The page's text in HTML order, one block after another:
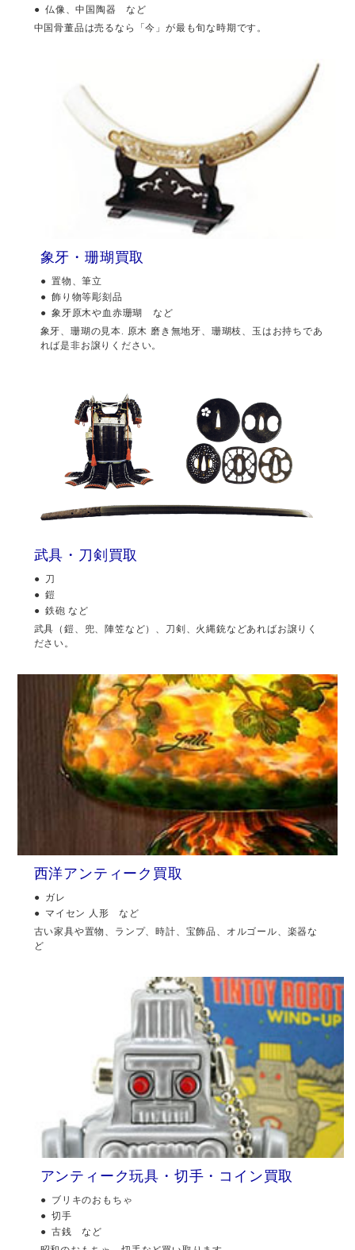
仏像、中国陶器 など
中国骨董品は売るなら「今」が最も旬な時期です。
象牙・珊瑚買取
置物、筆立
飾り物等彫刻品
象牙原木や血赤珊瑚 など
象牙、珊瑚の見本. 原木 磨き無地牙、珊瑚枝、玉はお持ちであ
れば是非お譲りください。
武具・刀剣買取
刀
鎧
鉄砲 など
武具（鎧、兜、陣笠など）、刀剣、火縄銃などあればお譲りく
ださい。
西洋アンティーク買取
ガレ
マイセン 人形 など
古い家具や置物、ランプ、時計、宝飾品、オルゴール、楽器な
ど
アンティーク玩具・切手・コイン買取
ブリキのおもちゃ
切手
古銭 など